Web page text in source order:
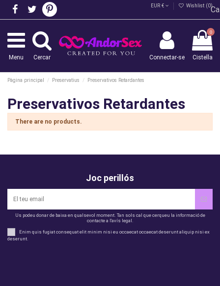
EUR € Wishlist (0)
Menu Cercar Connectar-se
0
Cistella
Pàgina principal Preservatius Preservativos Retardantes
Preservativos Retardantes
There are no products.
Joc perillós
Us podeu donar de baixa en qualsevol moment. Tan sols cal que cerqueu la informació de
contacte a l'avís legal.
Enim quis fugiat consequat elit minim nisi eu occaecat occaecat deserunt aliquip nisi ex
deserunt.